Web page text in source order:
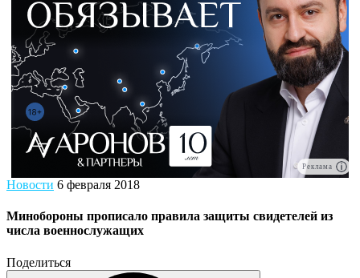
Реклама
Новости 6 февраля 2018
Минобороны прописало правила защиты свидетелей из
числа военнослужащих
Поделиться